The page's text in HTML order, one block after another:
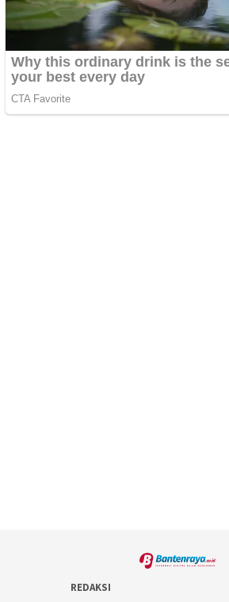
REDAKSI